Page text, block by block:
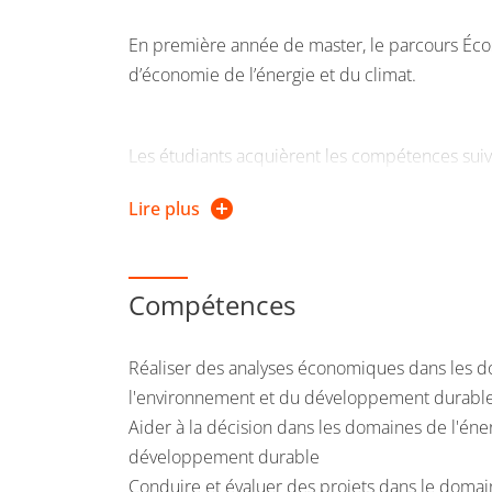
En première année de master, le parcours
d’économie de l’énergie et du climat.
Les étudiants acquièrent les compétences
tarification de l’énergie
• Construire un bilan énergétique et un bilan
• Définir et mettre en œuvre des plans
À l’issue de la formation, les étudiants sont
dans les grandes entreprises énergétiques,
questions énergétiques et climatiques.
Lire plus
Compétences
Réaliser des analyses économiques dans les
l'environnement et du développement
Aider à la décision dans les domaines de
développement durable
Conduire et évaluer des projets dans le